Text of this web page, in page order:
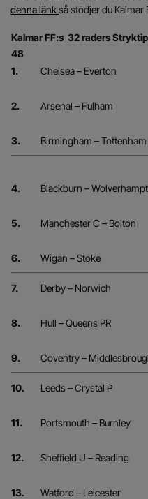
denna länkså stödjer du Kalmar
Kalmar FF:s 32 raders
48
1.
Chelsea – Everton
2. Arsenal – Fulham
3. Birmingham – Tottenham
4. Blackburn –
5. Manchester C – Bolton
6. Wigan – Stoke
7. Derby – Norwich
8. Hull – Queens PR
9. Coventry –
10. Leeds – Crystal P
11. Portsmouth – Burnley
12. Sheffield U – Reading
13. Watford – Leicester